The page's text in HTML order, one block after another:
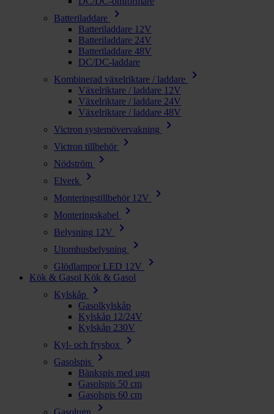
Batteriladdare
chevron_right
Batteriladdare 12V
Batteriladdare 24V
Batteriladdare 48V
DC/DC-laddare
Kombinerad växelriktare / laddare
chevron_right
Växelriktare / laddare 12V
Växelriktare / laddare 24V
Växelriktare / laddare 48V
Victron systemövervakning
chevron_right
Victron tillbehör chevron_right
Nödström chevron_right
Elverk chevron_right
Monteringstillbehör 12V chevron_right
Monteringskabel chevron_right
Belysning 12V chevron_right
Utomhusbelysning chevron_right
Glödlampor LED 12V chevron_right
Kök & Gasol Kök & Gasol
Kylskåp
chevron_right
Gasolkylskåp
Kylskåp 12/24V
Kylskåp 230V
Kyl- och frysbox
chevron_right
Gasolspis chevron_right
Bänkspis med ugn
Gasolspis 50 cm
Gasolspis 60 cm
Gasolugn
chevron_right